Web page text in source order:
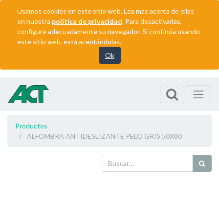
Usamos cookies en este sitio web. Lea más acerca de ellas
en nuestra política de privacidad. Para desactivarlas,
configure adecuadamente su navegador. Si continúa usando
este sitio web, está aceptándolas.
Ok
Productos
ALFOMBRA ANTIDESLIZANTE PELO GRIS 50X80